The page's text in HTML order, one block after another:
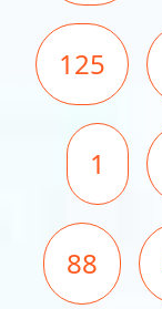
125
1
88